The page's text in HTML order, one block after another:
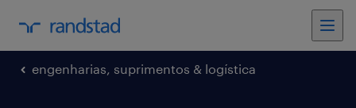
engenharias, suprimentos & logística